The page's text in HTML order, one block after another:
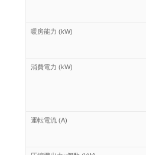
暖房能力 (kW)
消費電力 (kW)
運転電流 (A)